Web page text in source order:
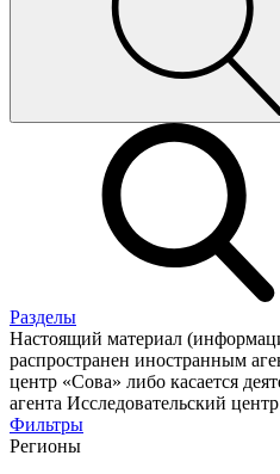
Разделы
Настоящий материал
распространен иностранным
центр «Сова» либо касается
агента Исследовательский
Фильтры
Регионы